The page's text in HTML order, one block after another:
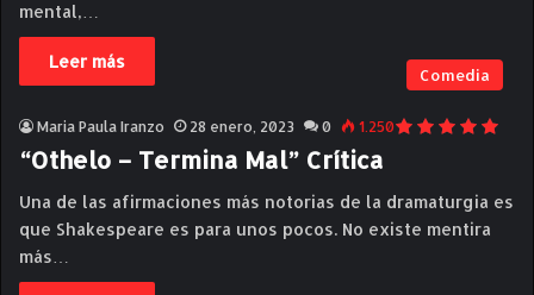
mental,…
Leer más
Comedia
Maria Paula Iranzo 28 enero, 2023 0 1.250
“Othelo – Termina Mal” Crítica
Una de las afirmaciones más notorias de la dramaturgia es
que Shakespeare es para unos pocos. No existe mentira
más…